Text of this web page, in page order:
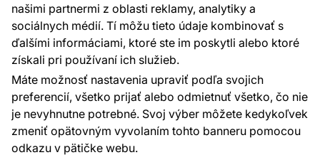
našimi partnermi z oblasti reklamy, analytiky a
sociálnych médií. Tí môžu tieto údaje kombinovať s
ďalšími informáciami, ktoré ste im poskytli alebo ktoré
získali pri používaní ich služieb.
Máte možnosť nastavenia upraviť podľa svojich
preferencií, všetko prijať alebo odmietnuť všetko, čo nie
je nevyhnutne potrebné. Svoj výber môžete kedykoľvek
zmeniť opätovným vyvolaním tohto banneru pomocou
odkazu v pätičke webu.
+420 777 004 021
info@vavex.cz
Vavex 1990 s.r.o., IČ: 26776251, DIČ: CZ26776251
Dělostřelecká 330, Příbram 261 01
Ďalšie kontakty
Platobné metódy: